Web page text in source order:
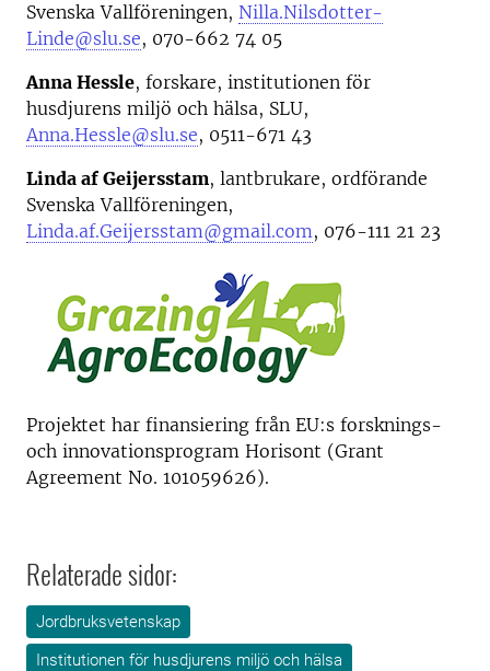
Svenska Vallföreningen, Nilla.Nilsdotter-
Linde@slu.se, 070-662 74 05
Anna Hessle, forskare, institutionen för
husdjurens miljö och hälsa, SLU,
Anna.Hessle@slu.se, 0511-671 43
Linda af Geijersstam, lantbrukare, ordförande
Svenska Vallföreningen,
Linda.af.Geijersstam@gmail.com, 076-111 21 23
Projektet har finansiering från EU:s forsknings-
och innovationsprogram Horisont (Grant
Agreement No. 101059626).
Relaterade sidor:
Jordbruksvetenskap
Institutionen för husdjurens miljö och hälsa